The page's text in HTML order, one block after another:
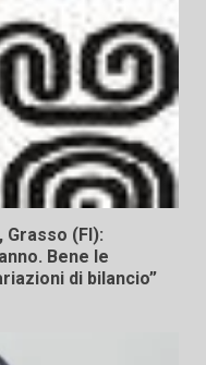
(FI):
Bene le
di bilancio”